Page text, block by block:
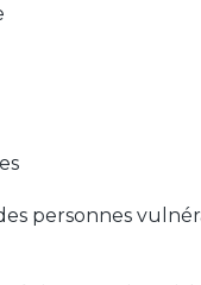
personnes